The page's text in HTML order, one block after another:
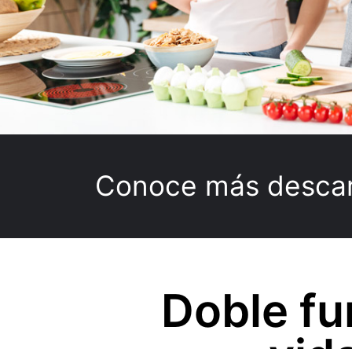
Conoce más
Doble